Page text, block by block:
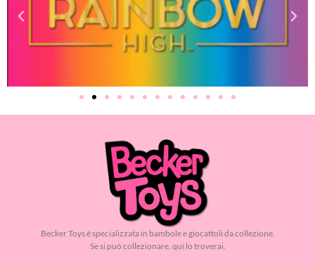
Becker Toys è specializzata in bambole e giocattoli da collezione.
Se si può collezionare, qui lo troverai.